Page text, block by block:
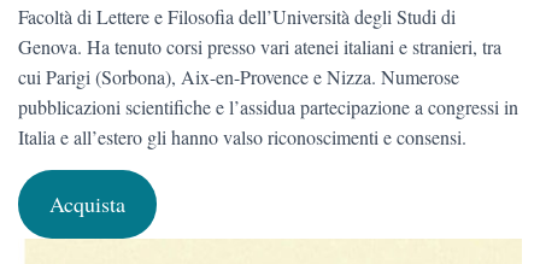
Facoltà di Lettere e Filosofia dell’Università degli Studi di
Genova. Ha tenuto corsi presso vari atenei italiani e stranieri, tra
cui Parigi (Sorbona), Aix-en-Provence e Nizza. Numerose
pubblicazioni scientifiche e l’assidua partecipazione a congressi in
Italia e all’estero gli hanno valso riconoscimenti e consensi.
Acquista